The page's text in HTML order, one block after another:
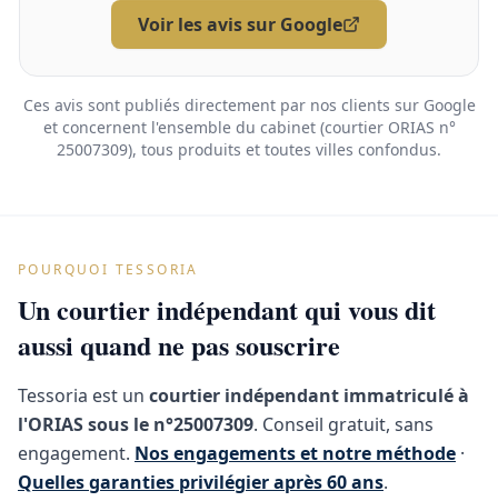
Voir les avis sur Google
Ces avis sont publiés directement par nos clients sur Google
et concernent l'ensemble du cabinet (courtier ORIAS n°
25007309), tous produits et toutes villes confondus.
POURQUOI TESSORIA
Un courtier indépendant qui vous dit
aussi quand ne pas souscrire
Tessoria est un courtier indépendant immatriculé à
l'ORIAS sous le n°25007309. Conseil gratuit, sans
engagement. Nos engagements et notre méthode ·
Quelles garanties privilégier après 60 ans.